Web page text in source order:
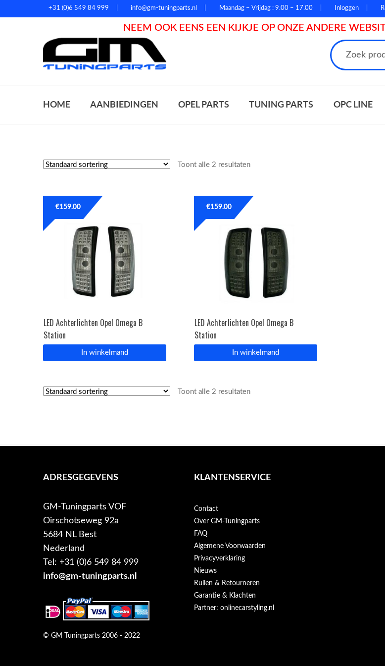
+31 (0)6 549 84 999 info@gm-tuningparts.nl Maandag – Vrijdag : 9.00 – 17.00 Inloggen
NEEM OOK EENS EEN KIJKJE OP ONZE ANDERE
HOME AANBIEDINGEN OPEL PARTS TUNING PARTS OPC LINE
Toont alle 2 resultaten
LED Achterlichten Opel Omega B
Station
€159.00
In winkelmand
LED Achterlichten Opel Omega B
Station
€159.00
In winkelmand
Toont alle 2 resultaten
ADRESGEGEVENS
GM-Tuningparts VOF
Oirschotseweg 92a
5684 NL Best
Nederland
Tel: +31 (0)6 549 84 999
info@gm-tuningparts.nl
KLANTENSERVICE
Contact
Over GM-Tuningparts
FAQ
Algemene Voorwaarden
Privacyverklaring
Nieuws
Ruilen & Retourneren
Garantie & Klachten
Partner: onlinecarstyling.nl
© GM Tuningparts 2006 - 2022